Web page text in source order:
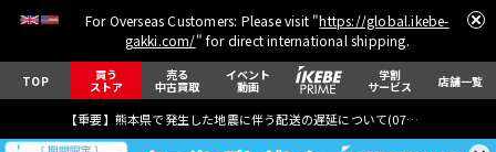
For Overseas Customers: Please visit "https://global.ikebe-
gakki.com/" for direct international shipping.
TOP 買う
ストア
売る
中古買取
イベント
動画
学割
サービス 店舗一覧
【重要】熊本県で発生した地震に伴う配送の遅延について(07月29日